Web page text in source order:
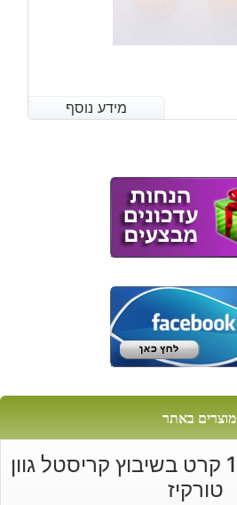
מידע נוסף
מידע נוסף
מוצרים באתר
עגילי גולדפילד 18 קרט בשיבוץ קריסטל גוון
טורקיז